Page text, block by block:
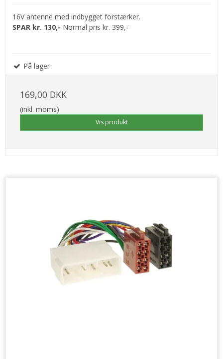
16V antenne med indbygget forstærker.
SPAR kr. 130,- Normal pris kr. 399,-
På lager
169,00 DKK
(inkl. moms)
Vis produkt